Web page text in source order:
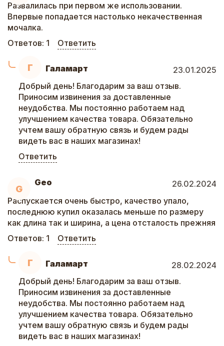
Развалилась при первом же использовании.
Впервые попадается настолько некачественная
мочалка.
Ответов: 1 Ответить
Г Галамарт
23.01.2025
Добрый день! Благодарим за ваш отзыв.
Приносим извинения за доставленные
неудобства. Мы постоянно работаем над
улучшением качества товара. Обязательно
учтем вашу обратную связь и будем рады
видеть вас в наших магазинах!
Ответить
G
Geo
26.02.2024
Распускается очень быстро, качество упало,
последнюю купил оказалась меньше по размеру
как длина так и ширина, а цена отсталость прежняя
Ответов: 1 Ответить
Г Галамарт
28.02.2024
Добрый день! Благодарим за ваш отзыв.
Приносим извинения за доставленные
неудобства. Мы постоянно работаем над
улучшением качества товара. Обязательно
учтем вашу обратную связь и будем рады
видеть вас в наших магазинах!